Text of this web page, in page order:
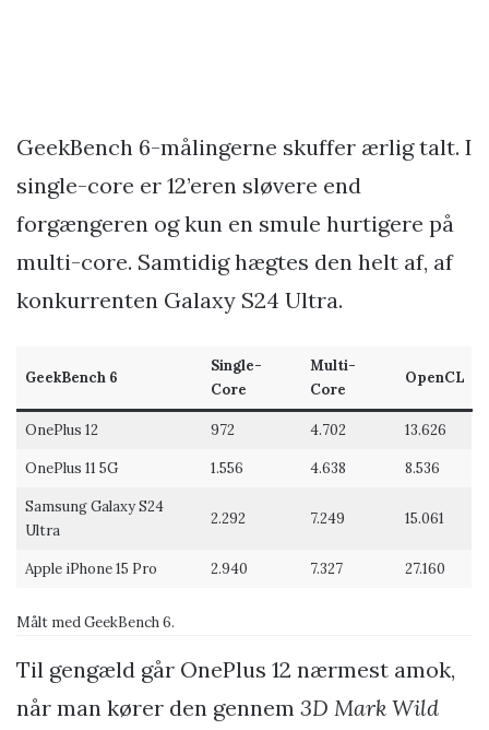
GeekBench 6-målingerne skuffer ærlig talt. I
single-core er 12’eren sløvere end
forgængeren og kun en smule hurtigere på
multi-core. Samtidig hægtes den helt af, af
konkurrenten Galaxy S24 Ultra.
GeekBench 6
Single-
Core
Multi-
Core
OpenCL
OnePlus 12 972 4.702 13.626
OnePlus 11 5G 1.556 4.638 8.536
Samsung Galaxy S24
Ultra
2.292 7.249 15.061
Apple iPhone 15 Pro 2.940 7.327 27.160
Målt med GeekBench 6.
Til gengæld går OnePlus 12 nærmest amok,
når man kører den gennem 3D Mark Wild